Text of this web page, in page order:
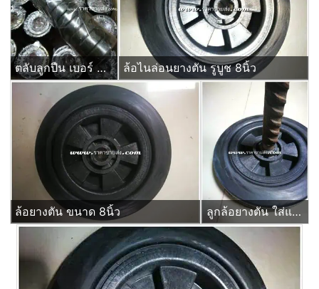
ตลับลูกปืน เบอร์ 6204zz ยกลัง 250ลูก ล้อไนล่อนยางตัน รูบูช 8นิ้ว
ล้อยางตัน ขนาด 8นิ้ว ลูกล้อยางตัน ใส่แกนเพลา หกหุน